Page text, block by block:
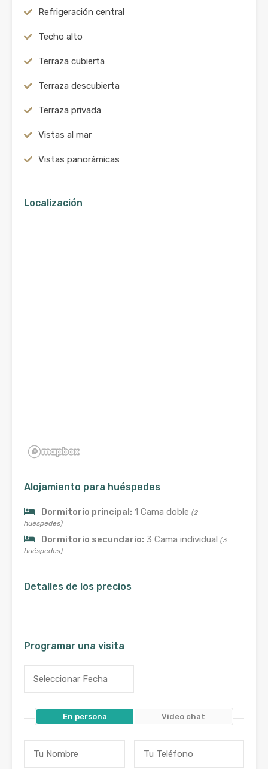
Refrigeración central
Techo alto
Terraza cubierta
Terraza descubierta
Terraza privada
Vistas al mar
Vistas panorámicas
Localización
Alojamiento para huéspedes
Dormitorio principal: 1 Cama doble (2
huéspedes)
Dormitorio secundario: 3 Cama individual (3
huéspedes)
Detalles de los precios
Programar una visita
En persona Video chat